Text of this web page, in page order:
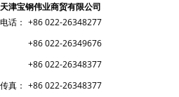
天津宝钢伟业商贸有限公司
电话： +86 022-26348277
+86 022-26349676
+86 022-26348377
传真： +86 022-26348377